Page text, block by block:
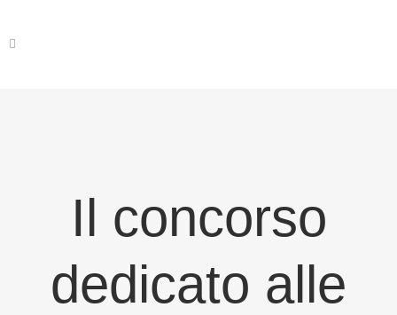
Il concorso
dedicato alle